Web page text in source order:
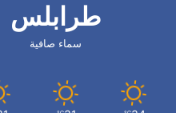
طرابلس
سماء صافية